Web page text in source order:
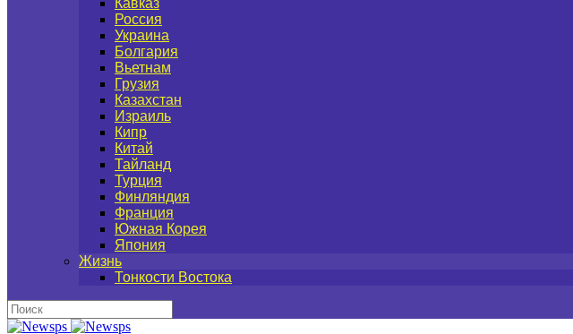
Кавказ
Россия
Украина
Болгария
Вьетнам
Грузия
Казахстан
Израиль
Кипр
Китай
Тайланд
Турция
Финляндия
Франция
Южная Корея
Япония
Жизнь
Тонкости Востока